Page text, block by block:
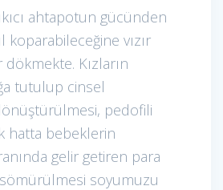
ahtapotun gücünden
koparabileceğine vızır
dökmekte. Kızların
tutulup cinsel
pedofili
hatta bebeklerin
gelir getiren para
sömürülmesi soyumuzu